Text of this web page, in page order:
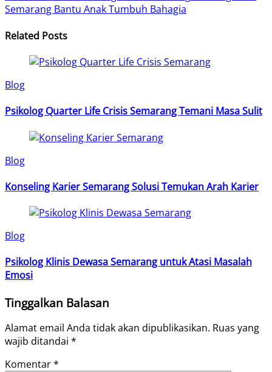
Semarang Bantu Anak Tumbuh Bahagia
Related Posts
Blog
Psikolog Quarter Life Crisis Semarang Temani Masa Sulit
Blog
Konseling Karier Semarang Solusi Temukan Arah Karier
Blog
Psikolog Klinis Dewasa Semarang untuk Atasi Masalah
Emosi
Tinggalkan Balasan
Alamat email Anda tidak akan dipublikasikan. Ruas yang
wajib ditandai *
Komentar*